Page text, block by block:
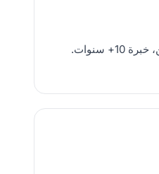
VoIP بمستوى المشغلين، خبرة 10+ سنوات.